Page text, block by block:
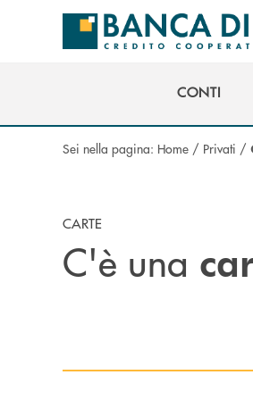
Salta al contenuto principale
CONTI
Sei nella pagina: Home / Privati /
CARTE
C'è una